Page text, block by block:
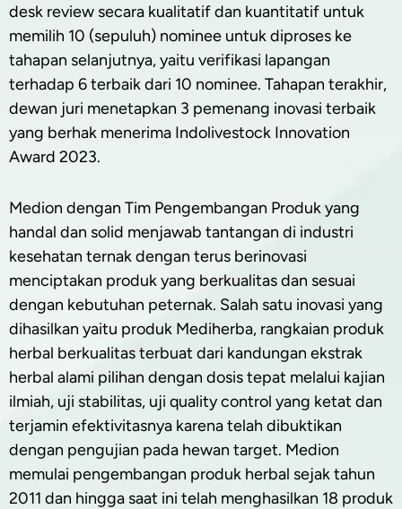
desk review secara kualitatif dan kuantitatif untuk
memilih 10 (sepuluh) nominee untuk diproses ke
tahapan selanjutnya, yaitu verifikasi lapangan
terhadap 6 terbaik dari 10 nominee. Tahapan terakhir,
dewan juri menetapkan 3 pemenang inovasi terbaik
yang berhak menerima Indolivestock Innovation
Award 2023.
Medion dengan Tim Pengembangan Produk yang
handal dan solid menjawab tantangan di industri
kesehatan ternak dengan terus berinovasi
menciptakan produk yang berkualitas dan sesuai
dengan kebutuhan peternak. Salah satu inovasi yang
dihasilkan yaitu produk Mediherba, rangkaian produk
herbal berkualitas terbuat dari kandungan ekstrak
herbal alami pilihan dengan dosis tepat melalui kajian
ilmiah, uji stabilitas, uji quality control yang ketat dan
terjamin efektivitasnya karena telah dibuktikan
dengan pengujian pada hewan target. Medion
memulai pengembangan produk herbal sejak tahun
2011 dan hingga saat ini telah menghasilkan 18 produk